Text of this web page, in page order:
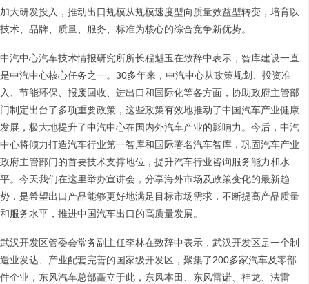
加大研发投入，推动出口规模从规模速度型向质量效益型转变，培育以
技术、品牌、质量、服务、标准为核心的综合竞争新优势。
中汽中心汽车技术情报研究所所长程魁玉在致辞中表示，智库建设一直
是中汽中心核心任务之一。30多年来，中汽中心从政策规划、投资准
入、节能环保、报废回收、进出口和国际化等各方面，协助政府主管部
门制定出台了多项重要政策，这些政策有效地推动了中国汽车产业健康
发展，极大地提升了中汽中心在国内外汽车产业的影响力。今后，中汽
中心将倾力打造汽车行业第一智库和国际著名汽车智库，巩固汽车产业
政府主管部门的首要技术支撑地位，提升汽车行业咨询服务能力和水
平。今天我们在这里举办宣讲会，分享海外市场及政策变化的最新趋
势，是希望出口产品能够更好地满足目标市场需求，不断提高产品质量
和服务水平，推进中国汽车出口的高质量发展。
武汉开发区管委会常务副主任李林在致辞中表示，武汉开发区是一个制
造业发达、产业配套完善的国家级开发区，聚集了200多家汽车及零部
件企业，东风汽车总部矗立于此，东风本田、东风雷诺、神龙、法雷